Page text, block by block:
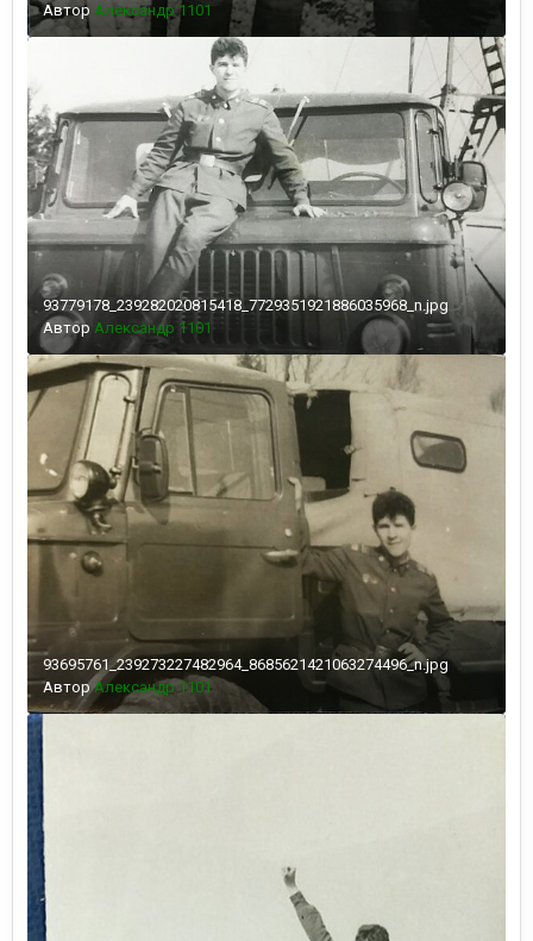
Автор Александр 1101
93779178_239282020815418_7729351921886035968_n.jpg
Автор Александр 1101
93695761_239273227482964_8685621421063274496_n.jpg
АвторАлександр 1101